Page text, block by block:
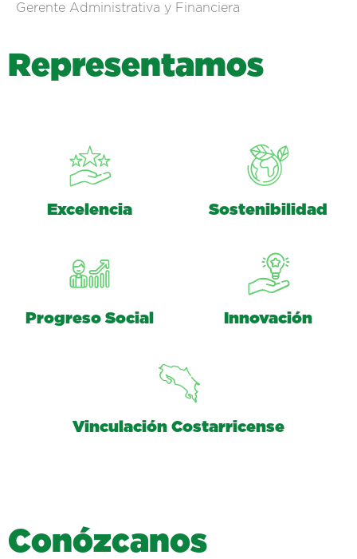
Gerente Administrativa y Financiera
Representamos
Excelencia Sostenibilidad
Progreso Social Innovación
Vinculación Costarricense
Conózcanos